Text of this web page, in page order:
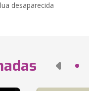
desaparecida